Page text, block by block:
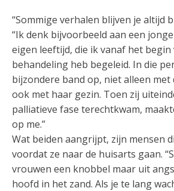
“Sommige verhalen blijven je altijd
“Ik denk bijvoorbeeld aan een
eigen leeftijd, die ik vanaf het begin
behandeling heb begeleid. In die
bijzondere band op, niet alleen
ook met haar gezin. Toen zij
palliatieve fase terechtkwam,
op me.”
Wat beiden aangrijpt, zijn mensen
voordat ze naar de huisarts gaan.
vrouwen een knobbel maar uit
hoofd in het zand. Als je te lang